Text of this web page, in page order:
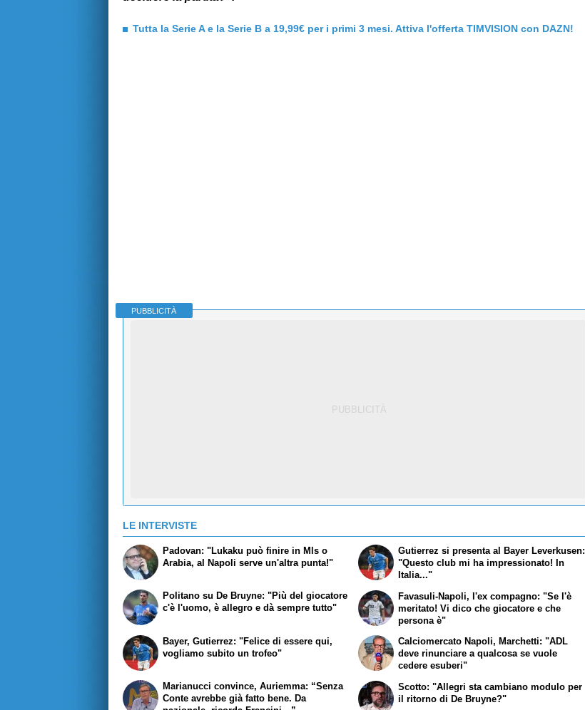
Tutta la Serie A e la Serie B a 19,99€ per i primi 3 mesi. Attiva l'offerta TIMVISION con DAZN!
PUBBLICITÀ
LE INTERVISTE
Padovan: "Lukaku può finire in Mls o
Arabia, al Napoli serve un'altra punta!"
Politano su De Bruyne: "Più del giocatore
c'è l'uomo, è allegro e dà sempre tutto"
Gutierrez si presenta al Bayer Leverkusen:
"Questo club mi ha impressionato! In
Italia..."
Favasuli-Napoli, l'ex compagno: "Se l'è
meritato! Vi dico che giocatore e che
persona è"
Bayer, Gutierrez: "Felice di essere qui,
vogliamo subito un trofeo"
Marianucci convince, Auriemma: “Senza
Conte avrebbe già fatto bene. Da
Calciomercato Napoli, Marchetti: "ADL
deve rinunciare a qualcosa se vuole
cedere esuberi"
Scotto: "Allegri sta cambiano modulo per
il ritorno di De Bruyne?"